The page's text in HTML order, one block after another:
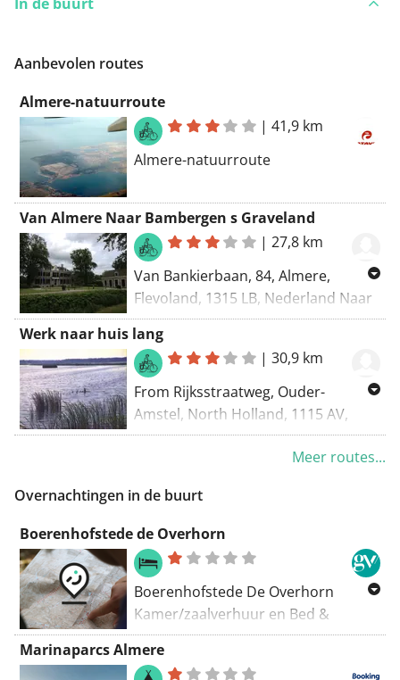
Aanbevolen routes
Almere-natuurroute
|41,9 km
Almere-natuurroute
Van Almere Naar Bambergen s Graveland
|27,8 km
Van Bankierbaan, 84, Almere,
Flevoland, 1315 LB, Nederland Naar
Noordereinde, 279, Wijdemeren,
Noord-Holland, 1243 JX, Nederland
Routering: Fietsen - knooppunten
Werk naar huis lang
|30,9 km
From Rijksstraatweg, Ouder-
Amstel, North Holland, 1115 AV,
Netherlands To Havenstraat, 81,
Huizen, North Holland, 1271 AD,
cycling
Meer routes...
Overnachtingen in de buurt
Boerenhofstede de Overhorn
Boerenhofstede De Overhorn
Kamer/zaalverhuur en Bed &
Breakfast 's Gravelandseweg 50-51
1381 HK Weesp
Marinaparcs Almere